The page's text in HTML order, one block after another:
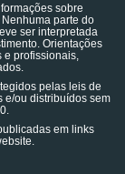
sobre
parte do
ser interpretada
Orientações
profissionais,
pelas leis de
e/ou distribuídos sem
em links